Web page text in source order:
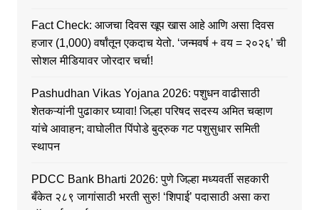
Fact Check: आजचा दिवस खूप खास आहे आणि असा दिवस
हजार (1,000) वर्षांतून एकदाच येतो. ‘जन्मवर्ष + वय = २०२६’ ची
सोशल मीडियावर जोरदार चर्चा!
Pashudhan Vikas Yojana 2026: पशुधन वाढीसाठी
शेतकऱ्यांनी पुढाकार घ्यावा! जिल्हा परिषद सदस्य अमित चव्हाण
यांचे आवाहन; वाघोलीत पिंपोडे बुद्रुक गट पशुसुधार समिती
स्थापन
PDCC Bank Bharti 2026: पुणे जिल्हा मध्यवर्ती सहकारी
बँकेत २८९ जागांसाठी भरती सुरु! ‘शिपाई’ पदासाठी असा करा